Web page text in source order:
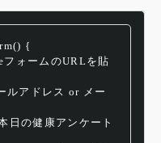
{
ォームのURLを貼
ルアドレス or メー
日の健康アンケート